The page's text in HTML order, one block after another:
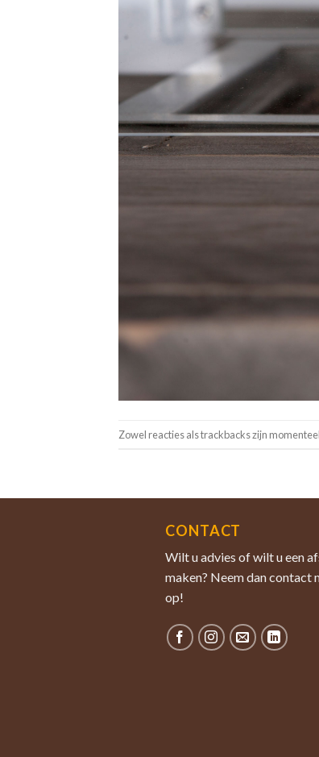
Zowel reacties als trackbacks zijn
CONTACT
Wilt u advies of wilt u een
maken? Neem dan contact
op!